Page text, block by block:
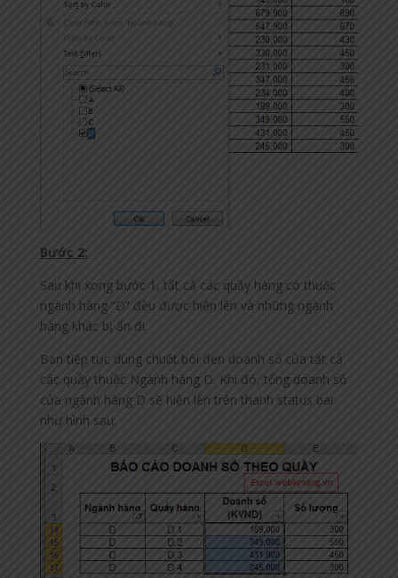
Bước 2:
Sau khi xong bước 1, tất cả các quầy hàng có thuộc
ngành hàng “D” đều được hiện lên và những ngành
hàng khác bị ẩn đi.
Bạn tiếp tục dùng chuột bôi đen doanh số của tất cả
các quầy thuộc Ngành hàng D. Khi đó, tổng doanh số
của ngành hàng D sẽ hiện lên trên thanh status bar
như hình sau: